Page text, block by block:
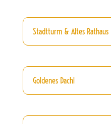
Stadtturm & Altes Rathaus
Goldenes Dachl